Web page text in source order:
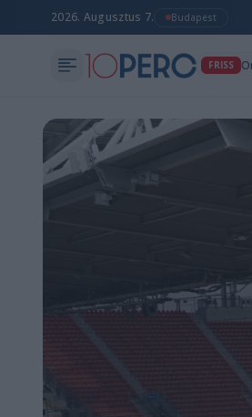
2026. Augusztus 7. Budapest
FRISS